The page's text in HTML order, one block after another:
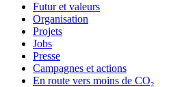
Futur et valeurs
Organisation
Projets
Jobs
Presse
Campagnes et actions
En route vers moins de CO₂